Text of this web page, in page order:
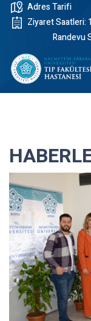
Adres Tarifi
Ziyaret Saatleri:
Randevu